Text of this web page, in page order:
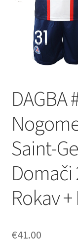
DAGBA
Saint-
Domači
Rokav
€41.00